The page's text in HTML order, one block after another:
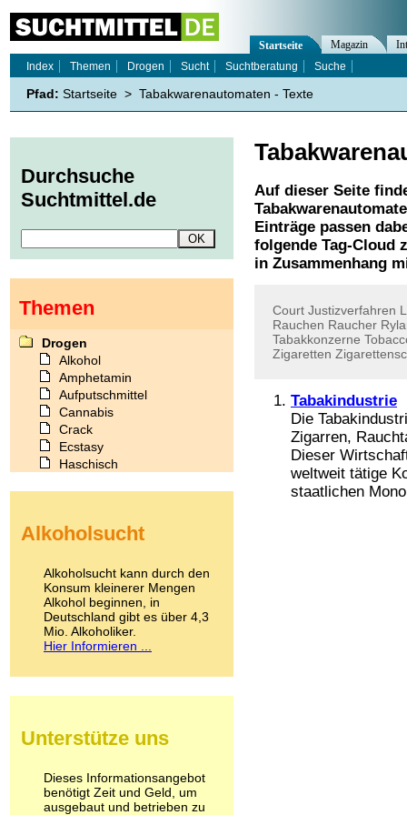
Auf dieser Seite
Einträge passen
folgende Tag-Cloud
in Zusammenhang
Court Justizverfahren
Rauchen Raucher
Tabakkonzerne
Zigaretten
Tabakindustrie
Die
Zigarren,
Dieser
weltweit tätige
staatlichen
Startseite Magazin
Index
Themen Drogen Sucht Suchtberatung Suche
Pfad: Startseite > Tabakwarenautomaten - Texte
Durchsuche
Suchtmittel.de
Themen
Drogen
Alkohol
Amphetamin
Aufputschmittel
Cannabis
Crack
Ecstasy
Haschisch
Kokain
LSD
Marihuana
Medikamente
Meskalin
Metamphetamin
Methadon
Pilze
Psychopharmaka
Schlafmittel
Schmerzmittel
Alkoholsucht
Alkoholsucht kann durch den
Konsum kleinerer Mengen
Alkohol beginnen, in
Deutschland gibt es über 4,3
Mio. Alkoholiker.
Hier Informieren ...
Unterstütze uns
Dieses Informationsangebot
benötigt Zeit und Geld, um
ausgebaut und betrieben zu